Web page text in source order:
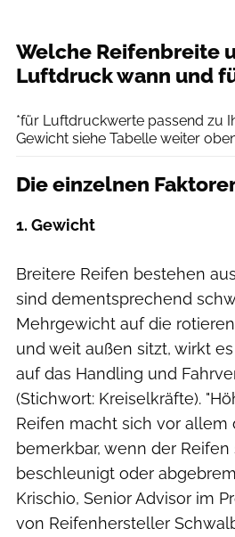
Welche Reifenbreite
Luftdruck wann und
*für Luftdruckwerte passend zu
Gewicht siehe Tabelle weiter
Die einzelnen
1. Gewicht
Breitere Reifen bestehen
sind dementsprechend
Mehrgewicht auf die
und weit außen sitzt, wirkt
auf das Handling und
(Stichwort: Kreiselkräfte).
Reifen macht sich vor allem
bemerkbar, wenn der
beschleunigt oder
Krischio, Senior Advisor im
von Reifenhersteller